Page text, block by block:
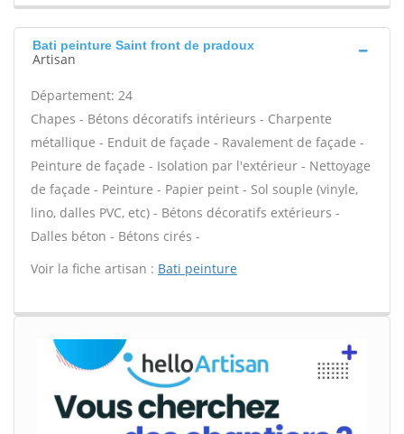
Bati peinture Saint front de pradoux
Artisan
Département: 24
Chapes - Bétons décoratifs intérieurs - Charpente
métallique - Enduit de façade - Ravalement de façade -
Peinture de façade - Isolation par l'extérieur - Nettoyage
de façade - Peinture - Papier peint - Sol souple (vinyle,
lino, dalles PVC, etc) - Bétons décoratifs extérieurs -
Dalles béton - Bétons cirés -
Voir la fiche artisan : Bati peinture